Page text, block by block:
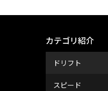
カテゴリ紹介
ドリフト
スピード